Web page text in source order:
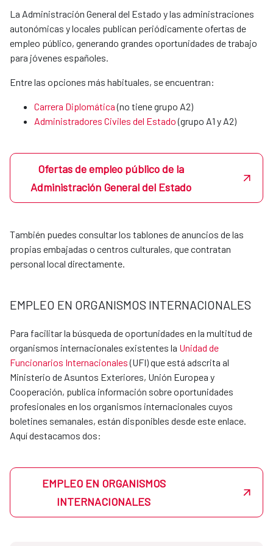
colaboradoras.
Xunta de Galicia
Fundación universitaria Las Palmas
Universidad Politécnica de Valencia
Podrás hacerlas tanto en la sede central en Madrid como en
En Madrid, si un estudiante quiere realizar prácticas en la
agencia, por sí mismo o a través de su coordinador de
prácticas mandará un correo a la Unidad de Apoyo de la
interesado en acoger al estudiante, se pondría en
formativa.
Las oficinas de cooperación en el exterior también
pueden acoger estudiantes en prácticas, y las
peticiones también se canalizarán a través de las
Unidades de apoyo de cada dirección.
Consulta por los requisitos y las plazas disponibles
escribiendo a becasmae@aecid.es. La AECID es un entorno
impacto global.
Actualmente disponemos de convenios con los siguientes
La Administración General del Estado y las administraciones
autonómicas y locales publican periódicamente ofertas de
empleo público, generando grandes oportunidades de trabajo
para jóvenes españoles.
Entre las opciones más habituales, se encuentran:
Carrera Diplomática(no tiene grupo A2)
Administradores Civiles del Estado(grupo A1 y A2)​​​​​​​
Ofertas de empleo público de la
Administración General del Estado
También puedes consultar los tablones de anuncios de las
propias embajadas o centros culturales, que contratan
personal local directamente.
EMPLEO EN ORGANISMOS INTERNACIONALES
Para facilitar la búsqueda de oportunidades en la multitud de
organismos internacionales existentes la Unidad de
Funcionarios Internacionales(UFI) que está adscrita al
Ministerio de Asuntos Exteriores, Unión Europea y
Cooperación, publica información sobre oportunidades
profesionales en los organismos internacionales cuyos
boletines semanales, están disponibles desde este enlace.
Aquí destacamos dos:
EMPLEO EN ORGANISMOS
INTERNACIONALES